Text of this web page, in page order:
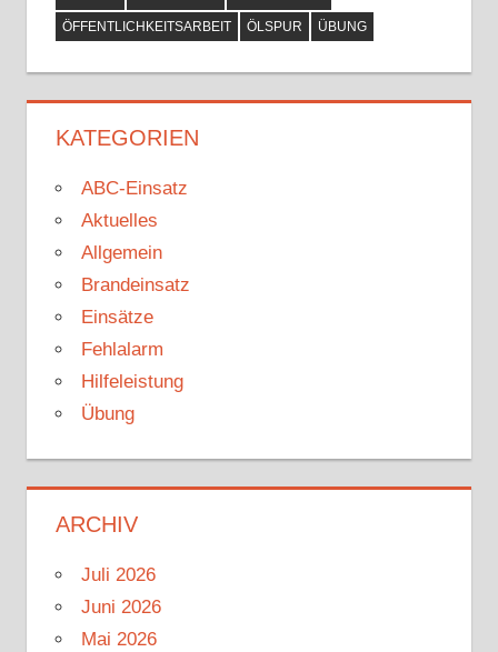
ÖFFENTLICHKEITSARBEIT
ÖLSPUR ÜBUNG
KATEGORIEN
ABC-Einsatz
Aktuelles
Allgemein
Brandeinsatz
Einsätze
Fehlalarm
Hilfeleistung
Übung
ARCHIV
Juli 2026
Juni 2026
Mai 2026